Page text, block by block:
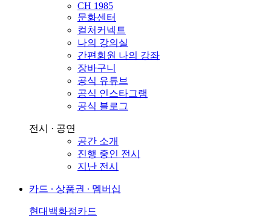
CH 1985
문화센터
컬처커넥트
나의 강의실
간편회원 나의 강좌
장바구니
공식 유튜브
공식 인스타그램
공식 블로그
전시 · 공연
공간 소개
진행 중인 전시
지난 전시
카드 ∙ 상품권 ∙ 멤버십
현대백화점카드